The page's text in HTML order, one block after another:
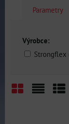
Parametry
Výrobce:
Strongflex